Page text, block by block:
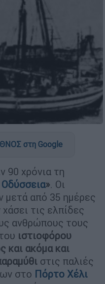
στη Google
90 χρόνια τη
Οδύσσεια». Οι
μετά από 35 ημέρες
τις ελπίδες
ανθρώπους τους
ιστιοφόρου
και ακόμα και
στις παλιές
στο Πόρτο Χέλι